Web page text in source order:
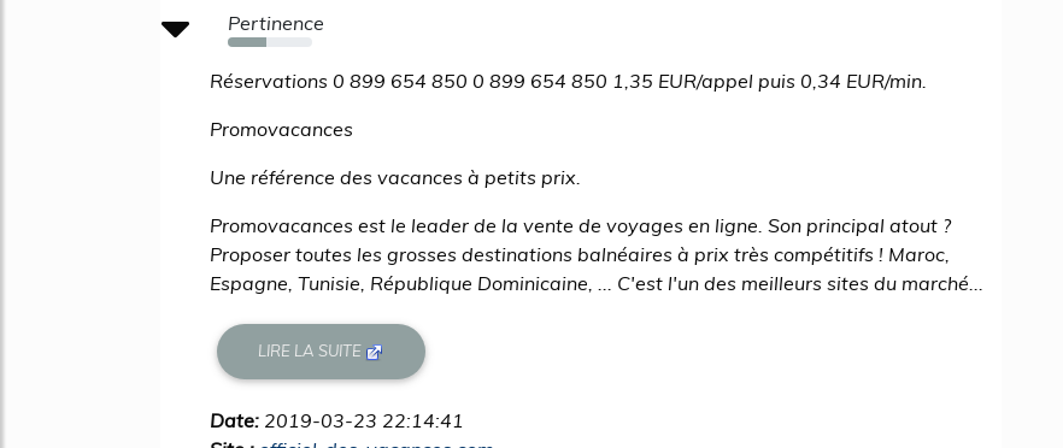
Pertinence
46%
Réservations 0 899 654 850 0 899 654 850 1,35 EUR/appel puis 0,34 EUR/min.
Promovacances
Une référence des vacances à petits prix.
Promovacances est le leader de la vente de voyages en ligne. Son principal atout ?
Proposer toutes les grosses destinations balnéaires à prix très compétitifs ! Maroc,
Espagne, Tunisie, République Dominicaine, ... C'est l'un des meilleurs sites du marché...
LIRE LA SUITE
Date: 2019-03-23 22:14:41